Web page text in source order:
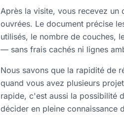
Après la visite, vous recevez un
ouvrées. Le document précise
utilisés, le nombre de couches,
— sans frais cachés ni lignes
Nous savons que la rapidité de
quand vous avez plusieurs
rapide, c'est aussi la possibilité
décider en pleine connaissance